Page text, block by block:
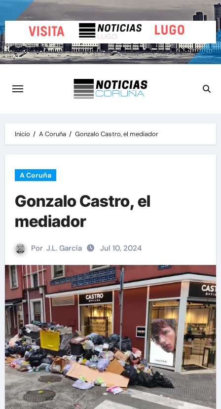
al
contenido
Inicio A Coruña Gonzalo Castro, el mediador
A Coruña
Gonzalo Castro, el
mediador
Por J.L. García Jul 10, 2024